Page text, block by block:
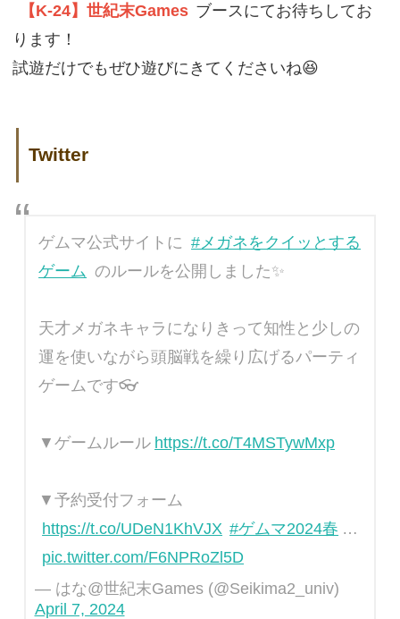
【K-24】世紀末Games ブースにてお待ちしてお
ります！
試遊だけでもぜひ遊びにきてくださいね😆
Twitter
ゲムマ公式サイトに #メガネをクイッとする
ゲーム のルールを公開しました✨
天才メガネキャラになりきって知性と少しの
運を使いながら頭脳戦を繰り広げるパーティ
ゲームです👓
▼ゲームルール https://t.co/T4MSTywMxp
▼予約受付フォーム
https://t.co/UDeN1KhVJX #ゲムマ2024春 …
pic.twitter.com/F6NPRoZl5D
— はな@世紀末Games (@Seikima2_univ)
April 7, 2024